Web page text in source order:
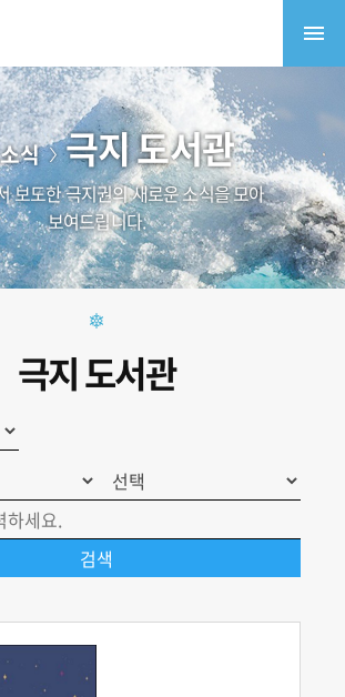
식 극지 도서관
보도한 극지권의 새로운 소식을 모아
보여드립니다.
극지 도서관